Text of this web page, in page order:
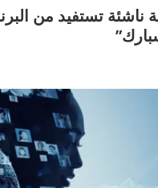
تستفيد من